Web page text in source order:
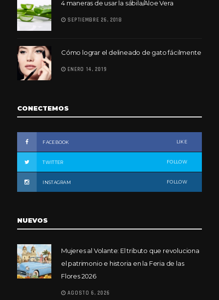
4 maneras de usar la sábila/Aloe Vera
SEPTIEMBRE 26, 2018
Cómo lograr el delineado de gato fácilmente
ENERO 14, 2019
CONECTEMOS
FACEBOOK LIKE
TWITTER FOLLOW
INSTAGRAM FOLLOW
NUEVOS
Mujeres al Volante: El tributo que revoluciona
el patrimonio e historia en la Feria de las
Flores 2026
AGOSTO 6, 2026